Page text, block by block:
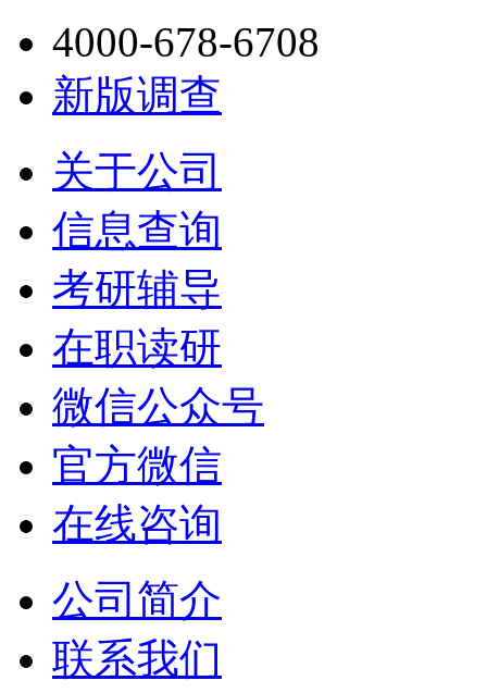
4000-678-6708
新版调查
关于公司
信息查询
考研辅导
在职读研
微信公众号
官方微信
在线咨询
公司简介
联系我们